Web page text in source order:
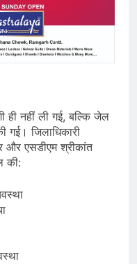
ही नहीं ली गई, बल्कि जेल
गई। जिलाधिकारी
और एसडीएम श्रीकांत
की: